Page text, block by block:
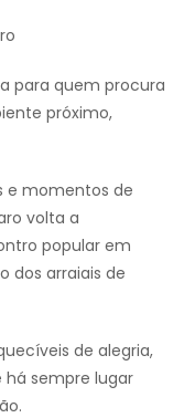
para quem procura
próximo,
e momentos de
volta a
popular em
dos arraiais de
de alegria,
sempre lugar